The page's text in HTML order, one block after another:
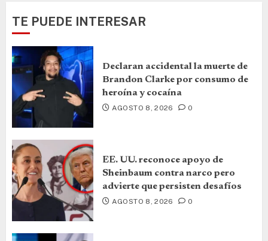
TE PUEDE INTERESAR
Declaran accidental la muerte de
Brandon Clarke por consumo de
heroína y cocaína
AGOSTO 8, 2026 0
EE. UU. reconoce apoyo de
Sheinbaum contra narco pero
advierte que persisten desafíos
AGOSTO 8, 2026 0